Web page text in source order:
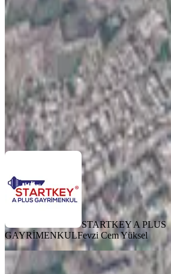
İzmir, Bornova
90 m² · 44.444/m²·
4.000.000 ₺
STARTKEY A PLUS GAYRİMENKUL
Ara
STARTKEY A PLUS
GAYRİMENKULFevzi Cem Yüksel
Bornova